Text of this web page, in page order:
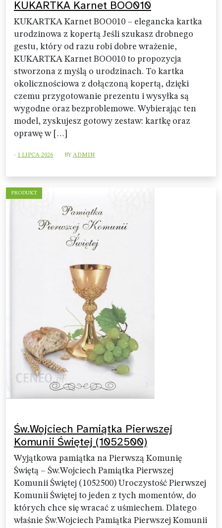
KUKARTKA Karnet BOO010
KUKARTKA Karnet BOO010 – elegancka kartka
urodzinowa z kopertą Jeśli szukasz drobnego
gestu, który od razu robi dobre wrażenie,
KUKARTKA Karnet BOO010 to propozycja
stworzona z myślą o urodzinach. To kartka
okolicznościowa z dołączoną kopertą, dzięki
czemu przygotowanie prezentu i wysyłka są
wygodne oraz bezproblemowe. Wybierając ten
model, zyskujesz gotowy zestaw: kartkę oraz
oprawę w […]
- 1 LIPCA 2026 BY ADMIN
PRODUKT
Św.Wojciech Pamiątka Pierwszej
Komunii Świętej (1052500)
Wyjątkowa pamiątka na Pierwszą Komunię
Świętą – Św.Wojciech Pamiątka Pierwszej
Komunii Świętej (1052500) Uroczystość Pierwszej
Komunii Świętej to jeden z tych momentów, do
których chce się wracać z uśmiechem. Dlatego
właśnie Św.Wojciech Pamiątka Pierwszej Komunii